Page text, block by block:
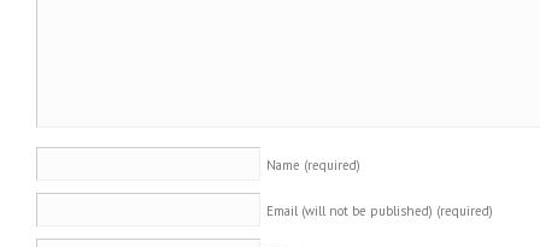
Name (required)
Email (will not be published) (required)